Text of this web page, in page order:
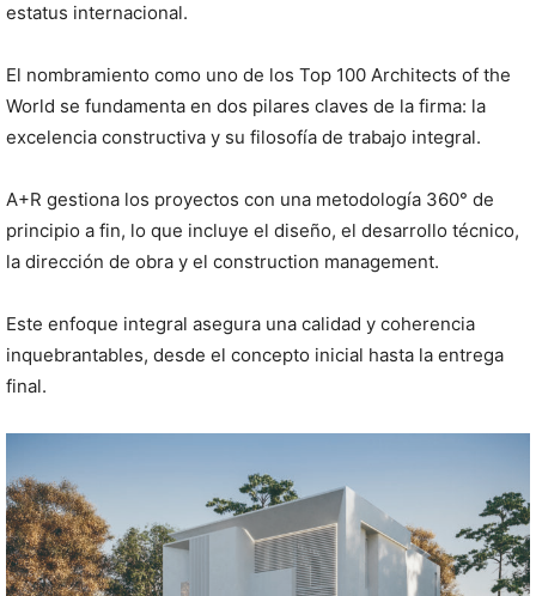
estatus internacional.
El nombramiento como uno de los Top 100 Architects of the
World se fundamenta en dos pilares claves de la firma: la
excelencia constructiva y su filosofía de trabajo integral.
A+R gestiona los proyectos con una metodología 360° de
principio a fin, lo que incluye el diseño, el desarrollo técnico,
la dirección de obra y el construction management.
Este enfoque integral asegura una calidad y coherencia
inquebrantables, desde el concepto inicial hasta la entrega
final.